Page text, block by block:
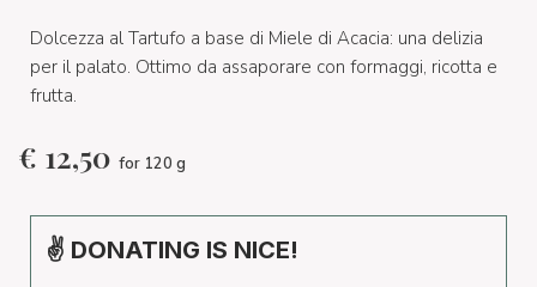
Dolcezza al Tartufo a base di Miele di Acacia: una delizia
per il palato. Ottimo da assaporare con formaggi, ricotta e
frutta.
€ 12,50 for 120 g
✌ DONATING IS NICE!